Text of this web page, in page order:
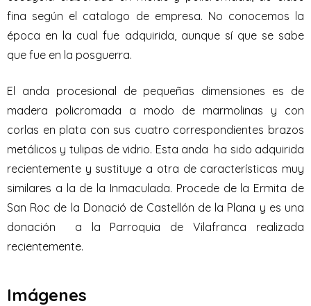
fina según el catalogo de empresa. No conocemos la
época en la cual fue adquirida, aunque sí que se sabe
que fue en la posguerra.
El anda procesional de pequeñas dimensiones es de
madera policromada a modo de marmolinas y con
corlas en plata con sus cuatro correspondientes brazos
metálicos y tulipas de vidrio. Esta anda ha sido adquirida
recientemente y sustituye a otra de características muy
similares a la de la Inmaculada. Procede de la Ermita de
San Roc de la Donació de Castellón de la Plana y es una
donación a la Parroquia de Vilafranca realizada
recientemente.
Imágenes